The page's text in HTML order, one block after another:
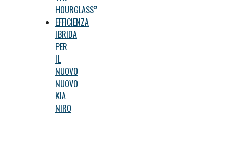
HOURGLASS”
EFFICIENZA
IBRIDA
PER
IL
NUOVO
NUOVO
KIA
NIRO